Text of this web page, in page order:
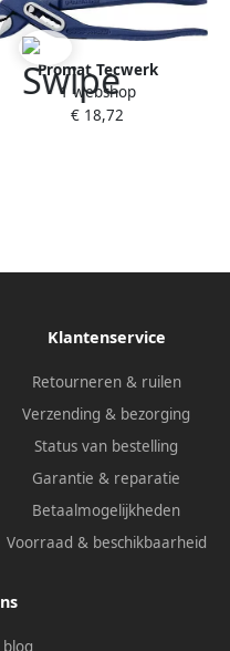
Promat Tecwerk
| lengte 300
mm spanwijdte 45 mm |
1 webshop
€ 18,72
Klantenservice
Retourneren & ruilen
Verzending & bezorging
Status van bestelling
Garantie & reparatie
Betaalmogelijkheden
Voorraad & beschikbaarheid